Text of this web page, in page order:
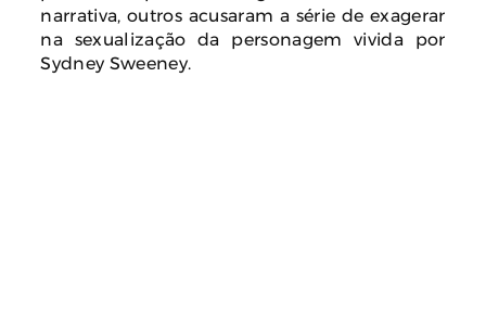
narrativa, outros acusaram a série de exagerar
na sexualização da personagem vivida por
Sydney Sweeney.